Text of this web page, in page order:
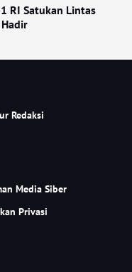
RI Satukan Lintas
Redaksi
Media Siber
Privasi